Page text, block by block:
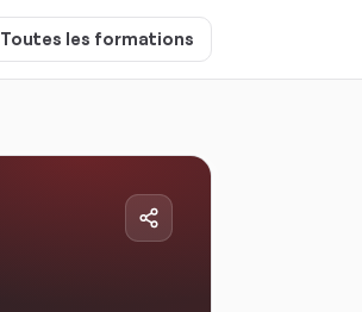
Toutes les formations